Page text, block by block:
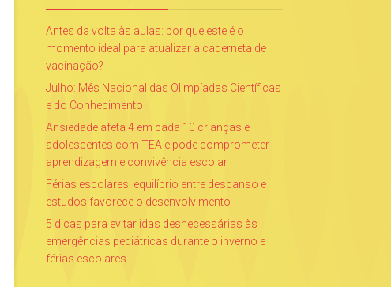
Antes da volta às aulas: por que este é o
momento ideal para atualizar a caderneta de
vacinação?
Julho: Mês Nacional das Olimpíadas Científicas
e do Conhecimento
Ansiedade afeta 4 em cada 10 crianças e
adolescentes com TEA e pode comprometer
aprendizagem e convivência escolar
Férias escolares: equilíbrio entre descanso e
estudos favorece o desenvolvimento
5 dicas para evitar idas desnecessárias às
emergências pediátricas durante o inverno e
férias escolares